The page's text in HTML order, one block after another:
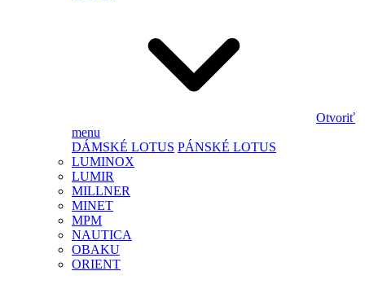
Otvoriť
menu
DÁMSKÉ LOTUS PÁNSKÉ LOTUS
LUMINOX
LUMIR
MILLNER
MINET
MPM
NAUTICA
OBAKU
ORIENT